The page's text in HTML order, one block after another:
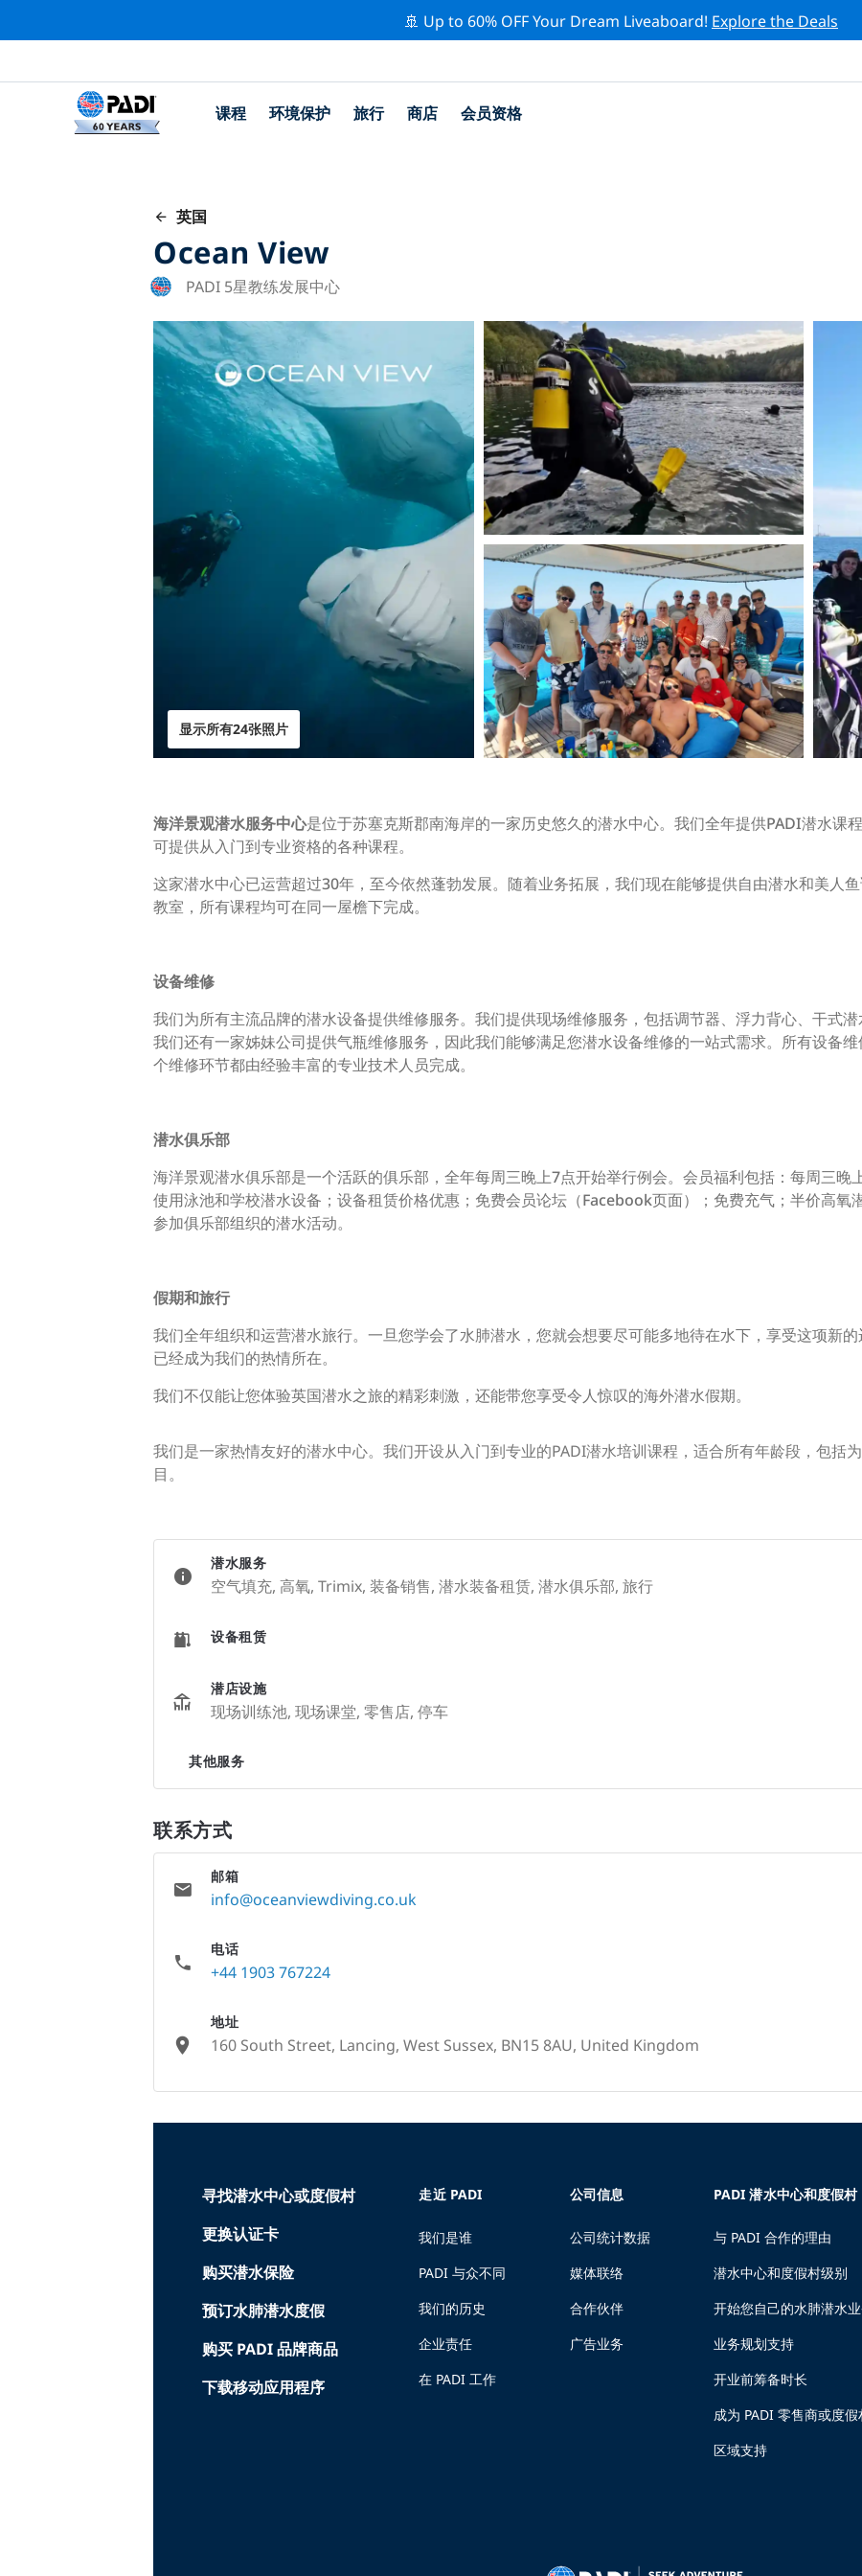
🚢 Up to 60% OFF Your Dream Liveaboard! Explore the Deals
课程 环境保护 旅行 商店 会员资格
英国
Ocean View
PADI 5星教练发展中心
显示所有24张照片
海洋景观潜水服务中心是位于苏塞克斯郡南海岸的一家历史悠久的潜水中心。我们全年提供PADI潜水课
可提供从入门到专业资格的各种课程。
这家潜水中心已运营超过30年，至今依然蓬勃发展。随着业务拓展，我们现在能够提供自由潜水和美人鱼
教室，所有课程均可在同一屋檐下完成。
设备维修
我们为所有主流品牌的潜水设备提供维修服务。我们提供现场维修服务，包括调节器、浮力背心、干式潜
我们还有一家姊妹公司提供气瓶维修服务，因此我们能够满足您潜水设备维修的一站式需求。所有设备
个维修环节都由经验丰富的专业技术人员完成。
潜水俱乐部
海洋景观潜水俱乐部是一个活跃的俱乐部，全年每周三晚上7点开始举行例会。会员福利包括：每周三晚
使用泳池和学校潜水设备；设备租赁价格优惠；免费会员论坛（Facebook页面）；免费充气；半价高氧
参加俱乐部组织的潜水活动。
假期和旅行
我们全年组织和运营潜水旅行。一旦您学会了水肺潜水，您就会想要尽可能多地待在水下，享受这项新
已经成为我们的热情所在。
我们不仅能让您体验英国潜水之旅的精彩刺激，还能带您享受令人惊叹的海外潜水假期。
我们是一家热情友好的潜水中心。我们开设从入门到专业的PADI潜水培训课程，适合所有年龄段，包括
目。
潜水服务
空气填充, 高氧, Trimix, 装备销售, 潜水装备租赁, 潜水俱乐部, 旅行
设备租赁
潜店设施
现场训练池, 现场课堂, 零售店, 停车
其他服务
联系方式
邮箱
info@oceanviewdiving.co.uk
电话
+44 1903 767224
地址
160 South Street, Lancing, West Sussex, BN15 8AU, United Kingdom
寻找潜水中心或度假村
更换认证卡
购买潜水保险
预订水肺潜水度假
购买 PADI 品牌商品
下载移动应用程序
走近 PADI
我们是谁
PADI 与众不同
我们的历史
企业责任
在 PADI 工作
公司信息
公司统计数据
媒体联络
合作伙伴
广告业务
PADI 潜水中心和度假村
与 PADI 合作的理由
潜水中心和度假村级别
开始您自己的水肺潜水
业务规划支持
开业前筹备时长
成为 PADI 零售商或度假
区域支持